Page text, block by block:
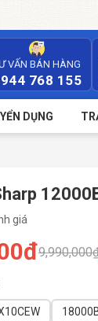
VẤN BÁN HÀNG
768 155
DỤNG
giá